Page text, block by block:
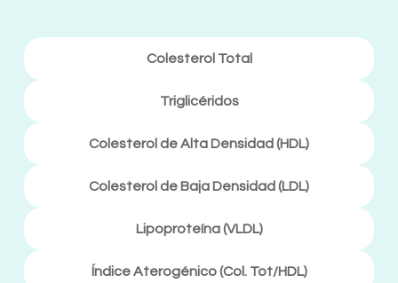
Colesterol Total
Triglicéridos
Colesterol de Alta Densidad (HDL)
Colesterol de Baja Densidad (LDL)
Lipoproteína (VLDL)
Índice Aterogénico (Col. Tot/HDL)